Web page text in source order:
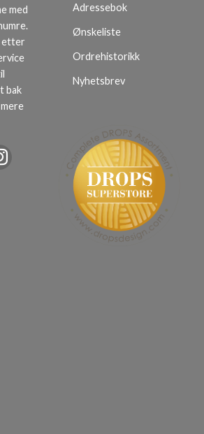
med
etter
bak
Adressebok
Ønskeliste
Ordrehistorikk
Nyhetsbrev